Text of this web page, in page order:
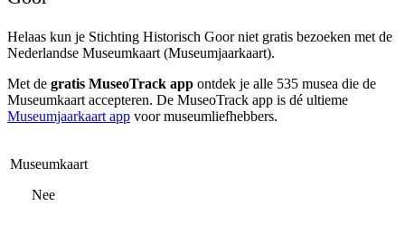
Helaas kun je Stichting Historisch Goorniet gratis bezoeken met de
Nederlandse Museumkaart (Museumjaarkaart).
Met de gratis MuseoTrack app ontdek je alle 535 musea die de
Museumkaart accepteren. De MuseoTrack app is dé ultieme
Museumjaarkaart app voor museumliefhebbers.
Museumkaart
Nee